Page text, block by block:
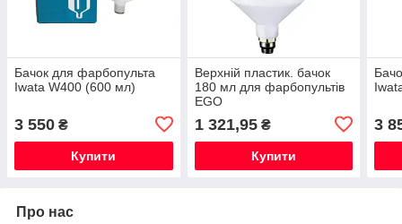
Бачок для фарбопульта
Iwata W400 (600 мл)
3 550 ₴
Купити
Верхній пластик. бачок
180 мл для фарбопультів
EGO
1 321,95₴
Купити
3
Про нас